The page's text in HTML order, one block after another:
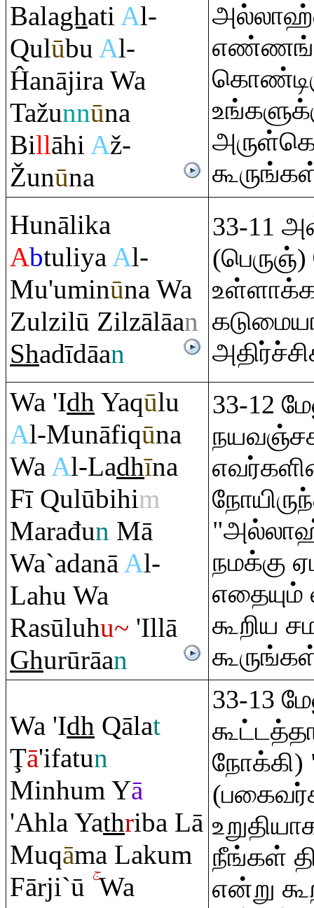
Balaghati Al-
Qulūbu Al-
Ĥanājira Wa
Tažunnūna
Billāhi Až-
Žunūna
Hunālika
AbtuliyaAl-
Mu'uminūna Wa
Zulzilū Zilzālāan
Shadīdāan
33-11
Wa 'Idh Yaqūlu
Al-Munāfiqūna
WaAl-Ladhīna
Fī Qulūbihim
Marađun Mā
Wa`adanāAl-
Lahu Wa
Rasūluhu~ 'Illā
Ghurūrāan
33-12
நமக்கு
கூறிய
Wa 'Idh Qālat
Ţā'ifatun
Minhum Yā
'Ahla Yathriba Lā
Muqāma Lakum
Fārji`ū Wa
33-13
நோக்கி)
நீங்கள்
என்று